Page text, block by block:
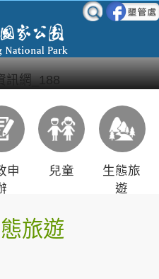
申
兒童
生態旅
遊
旅遊